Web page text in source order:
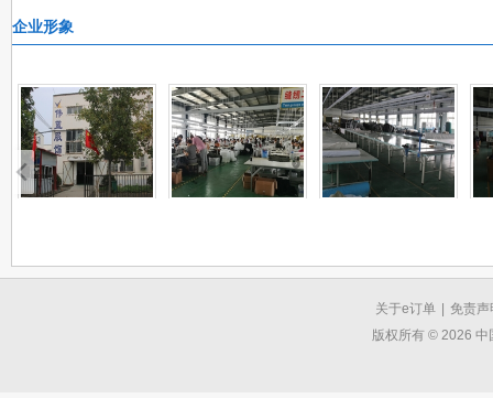
企业形象
关于e订单
免责声
版权所有 © 2026